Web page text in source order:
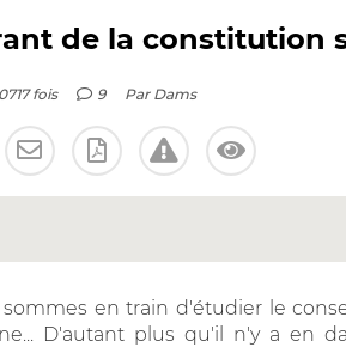
de la constitution
fois 9 Par Dams
en train d'étudier le
D'autant plus qu'il n'y a en